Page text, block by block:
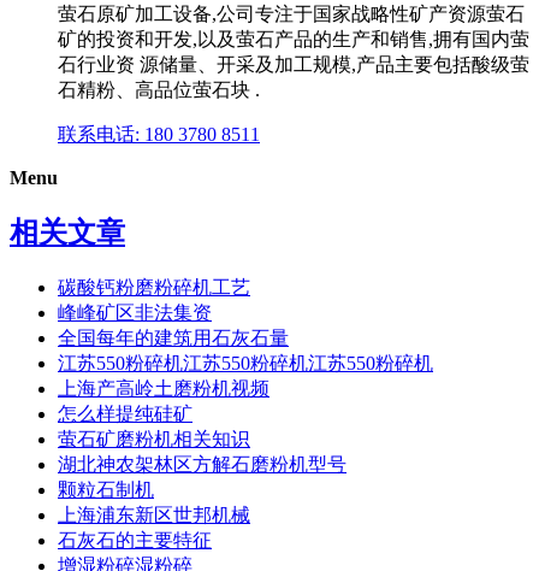
萤石原矿加工设备,公司专注于国家战略性矿产资源萤石
矿的投资和开发,以及萤石产品的生产和销售,拥有国内萤
石行业资 源储量、开采及加工规模,产品主要包括酸级萤
石精粉、高品位萤石块 .
联系电话: 180 3780 8511
Menu
相关文章
碳酸钙粉磨粉碎机工艺
峰峰矿区非法集资
全国每年的建筑用石灰石量
江苏550粉碎机江苏550粉碎机江苏550粉碎机
上海产高岭土磨粉机视频
怎么样提纯硅矿
萤石矿磨粉机相关知识
湖北神农架林区方解石磨粉机型号
颗粒石制机
上海浦东新区世邦机械
石灰石的主要特征
增湿粉碎湿粉碎